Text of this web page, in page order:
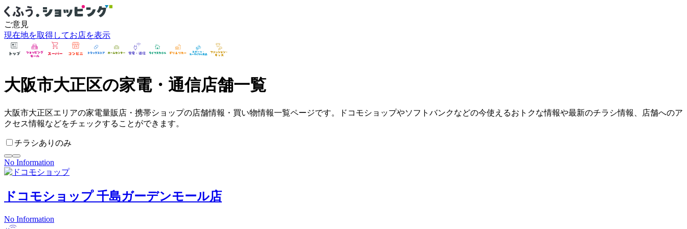
ご意見
現在地を取得してお店を表示
大阪市大正区の家電・通信店舗一覧
大阪市大正区エリアの家電量販店・携帯ショップの店舗情報・買い物情報一覧ページです。ドコモショップやソフトバンクなどの今使えるおトクな情報や最新のチラシ情報、店舗へのア
クセス情報などをチェックすることができます。
チラシありのみ
No Information
ドコモショップ 千島ガーデンモール店
No Information